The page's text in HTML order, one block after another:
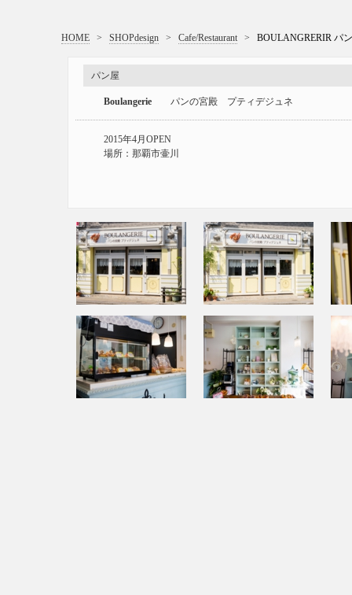
HOME > SHOPdesign > Cafe/Restaurant > BOULANGRERIR パ
パン屋
Boulangerieパンの宮殿 プティデジュネ
2015年4月OPEN
場所：那覇市壷川